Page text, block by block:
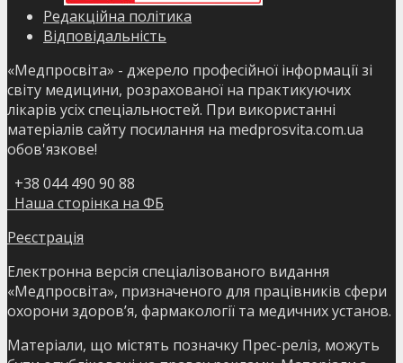
Редакційна політика
Відповідальність
«Медпросвіта» - джерело професійної інформації зі
світу медицини, розрахованої на практикуючих
лікарів усіх спеціальностей. При використанні
матеріалів сайту посилання на medprosvita.com.ua
обов'язкове!
+38 044 490 90 88
Наша сторінка на ФБ
Реєстрація
Електронна версія спеціалізованого видання
«Медпросвіта», призначеного для працівників сфери
охорони здоров’я, фармакології та медичних установ.
Матеріали, що містять позначку Прес-реліз, можуть